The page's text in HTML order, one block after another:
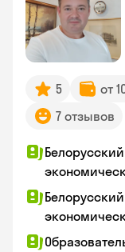
5 от
7 отзывов